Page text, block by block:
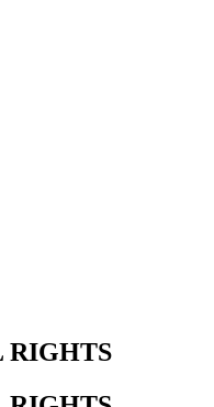
RIGHTS